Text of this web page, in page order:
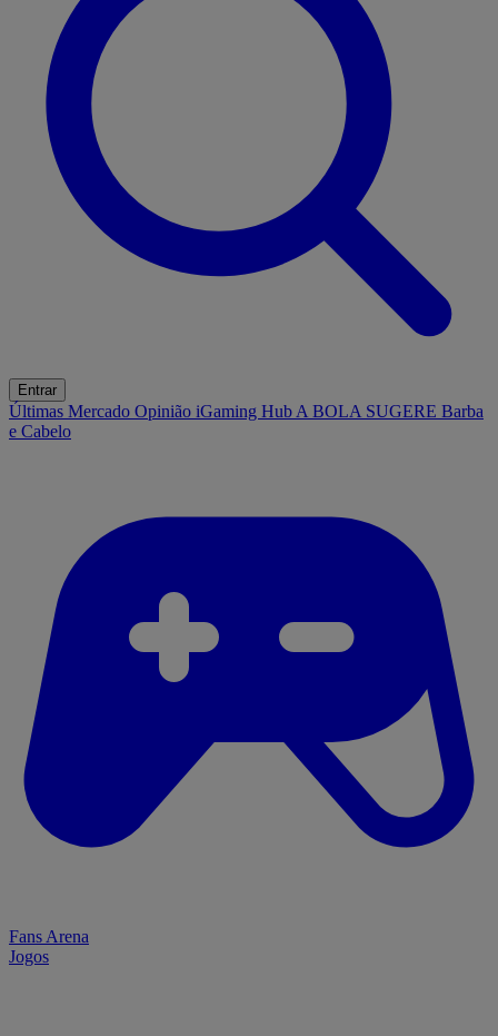
Entrar
Últimas Mercado Opinião iGaming Hub A BOLA SUGERE Barba
e Cabelo
Fans Arena
Jogos